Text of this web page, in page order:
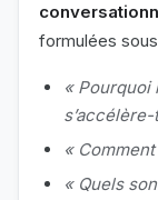
formulées
«
«
« Quels